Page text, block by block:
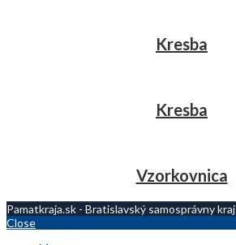
Kresba
Kresba
Vzorkovnica
Pamatkraja.sk - Bratislavský samosprávny kraj
Close